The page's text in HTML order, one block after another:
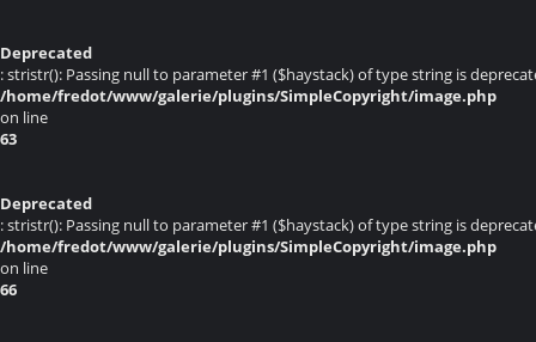
Deprecated
: stristr(): Passing null to parameter #1 ($haystack) of type string is
/home/fredot/www/galerie/plugins/SimpleCopyright/image.php
on line
63
Deprecated
: stristr(): Passing null to parameter #1 ($haystack) of type string is
/home/fredot/www/galerie/plugins/SimpleCopyright/image.php
on line
66